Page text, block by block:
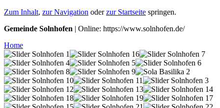
Zum Inhalt, zur Navigation oderzur Startseite springen.
Gemeinde Solnhofen | Online: https://www.solnhofen.de/
Home